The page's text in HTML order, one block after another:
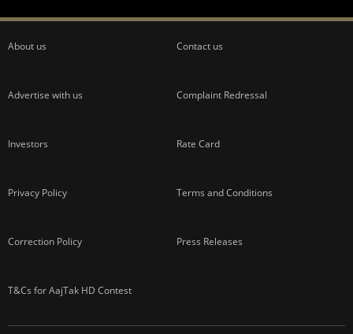
About us Contact us
Advertise with us Complaint Redressal
Investors Rate Card
Privacy Policy Terms and Conditions
Correction Policy Press Releases
T&Cs for AajTak HD Contest